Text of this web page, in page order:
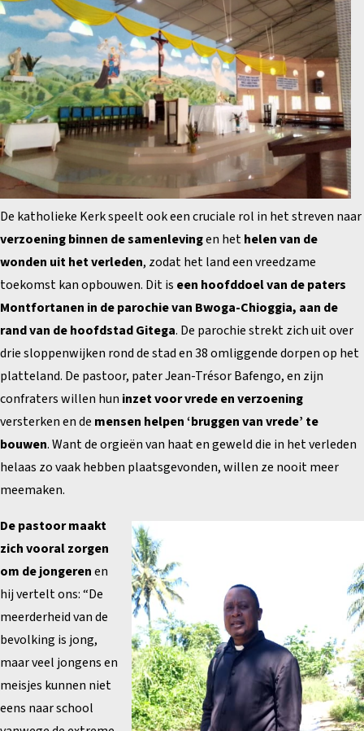
De katholieke Kerk speelt ook een cruciale rol in het streven naar
verzoening binnen de samenlevingen hethelen van de
wonden uit het verleden, zodat het land een vreedzame
toekomst kan opbouwen. Dit is een hoofddoel van de paters
Montfortanen in de parochie van Bwoga-Chioggia, aan de
rand van de hoofdstad Gitega. De parochie strekt zich uit over
drie sloppenwijken rond de stad en 38 omliggende dorpen op het
platteland. De pastoor, pater Jean-Trésor Bafengo, en zijn
confraters willen hun inzet voor vrede en verzoening
versterken en de mensen helpen ‘bruggen van vrede’ te
bouwen. Want de orgieën van haat en geweld die in het verleden
helaas zo vaak hebben plaatsgevonden, willen ze nooit meer
meemaken.
De pastoor maakt
zich vooral zorgen
om de jongerenen
hij vertelt ons: “De
meerderheid van de
bevolking is jong,
maar veel jongens en
meisjes kunnen niet
eens naar school